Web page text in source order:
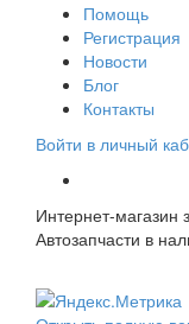
Помощь
Регистрация
Новости
Блог
Контакты
Войти в личный
Интернет-магазин
Автозапчасти в